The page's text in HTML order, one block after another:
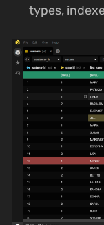
types,